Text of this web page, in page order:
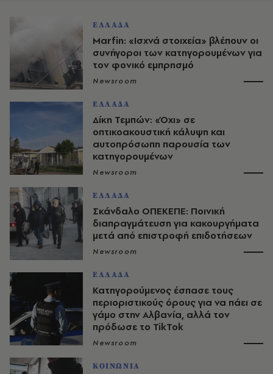
ΕΛΛΑΔΑ
Marfin: «Ισχνά στοιχεία» βλέπουν οι
συνήγοροι των κατηγορουμένων για
τον φονικό εμπρησμό
Newsroom
ΕΛΛΑΔΑ
Δίκη Τεμπών: «Όχι» σε
οπτικοακουστική κάλυψη και
αυτοπρόσωπη παρουσία των
κατηγορουμένων
Newsroom
ΕΛΛΑΔΑ
Σκάνδαλο ΟΠΕΚΕΠΕ: Ποινική
διαπραγμάτευση για κακουργήματα
μετά από επιστροφή επιδοτήσεων
Newsroom
ΕΛΛΑΔΑ
Κατηγορούμενος έσπασε τους
περιοριστικούς όρους για να πάει σε
γάμο στην Αλβανία, αλλά τον
πρόδωσε το TikTok
Newsroom
ΚΟΙΝΩΝΙΑ